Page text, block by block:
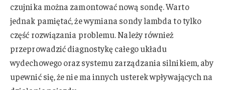
czujnika można zamontować nową sondę. Warto
jednak pamiętać, że wymiana sondy lambda to tylko
część rozwiązania problemu. Należy również
przeprowadzić diagnostykę całego układu
wydechowego oraz systemu zarządzania silnikiem, aby
upewnić się, że nie ma innych usterek wpływających na